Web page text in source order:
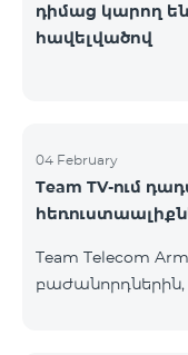
դիմաց կարող
հավելվածով
04 February
Team TV-ում
Team Telecom